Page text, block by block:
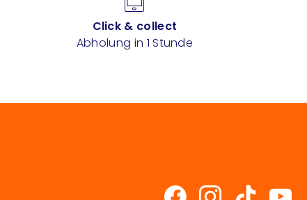
Click & collect
Abholung in 1 Stunde